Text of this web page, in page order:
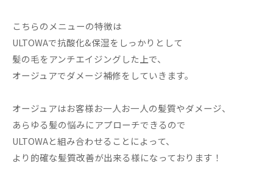
こちらのメニューの特徴は
ULTOWAで抗酸化&保湿をしっかりとして
髪の毛をアンチエイジングした上で、
オージュアでダメージ補修をしていきます。
オージュアはお客様お一人お一人の髪質やダメージ、
あらゆる髪の悩みにアプローチできるので
ULTOWAと組み合わせることによって、
より的確な髪質改善が出来る様になっております！